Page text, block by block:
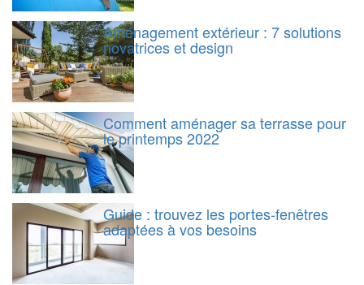
Aménagement extérieur : 7 solutions
novatrices et design
Comment aménager sa terrasse pour
le printemps 2022
Guide : trouvez les portes-fenêtres
adaptées à vos besoins